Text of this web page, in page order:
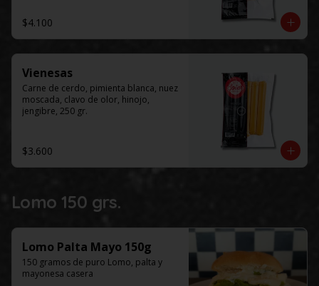
$4.100
Vienesas
Carne de cerdo, pimienta blanca, nuez
moscada, clavo de olor, hinojo,
jengibre, 250 gr.
$3.600
Lomo 150 grs.
Lomo Palta Mayo 150g
150 gramos de puro Lomo, palta y
mayonesa casera